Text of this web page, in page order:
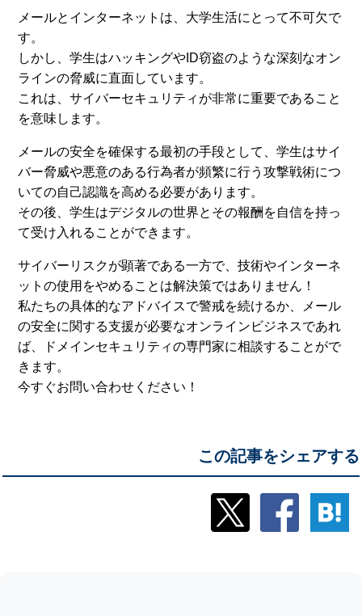
メールとインターネットは、大学生活にとって不可欠で
す。
しかし、学生はハッキングやID窃盗のような深刻なオン
ラインの脅威に直面しています。
これは、サイバーセキュリティが非常に重要であること
を意味します。
メールの安全を確保する最初の手段として、学生はサイ
バー脅威や悪意のある行為者が頻繁に行う攻撃戦術につ
いての自己認識を高める必要があります。
その後、学生はデジタルの世界とその報酬を自信を持っ
て受け入れることができます。
サイバーリスクが顕著である一方で、技術やインターネ
ットの使用をやめることは解決策ではありません！
私たちの具体的なアドバイスで警戒を続けるか、メール
の安全に関する支援が必要なオンラインビジネスであれ
ば、ドメインセキュリティの専門家に相談することがで
きます。
今すぐお問い合わせください！
この記事をシェアする